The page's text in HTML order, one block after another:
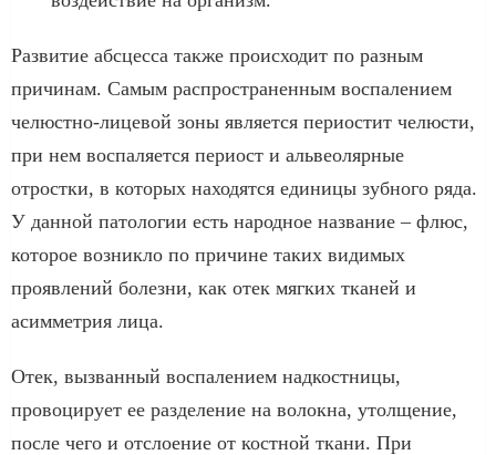
Развитие абсцесса также происходит по разным
причинам. Самым распространенным воспалением
челюстно-лицевой зоны является периостит челюсти,
при нем воспаляется периост и альвеолярные
отростки, в которых находятся единицы зубного ряда.
У данной патологии есть народное название – флюс,
которое возникло по причине таких видимых
проявлений болезни, как отек мягких тканей и
асимметрия лица.
Отек, вызванный воспалением надкостницы,
провоцирует ее разделение на волокна, утолщение,
после чего и отслоение от костной ткани. При